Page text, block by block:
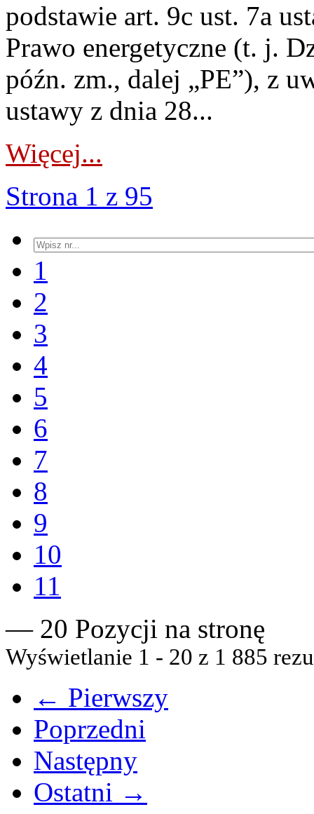
podstawie art. 9c ust. 7a
Prawo energetyczne (t. j.
późn. zm., dalej „PE”), z
ustawy z dnia 28...
Więcej...
Strona 1 z 95
1
2
3
4
5
6
7
8
9
10
11
— 20 Pozycji na stronę
Wyświetlanie 1 - 20 z 1 885
← Pierwszy
Poprzedni
Następny
Ostatni →